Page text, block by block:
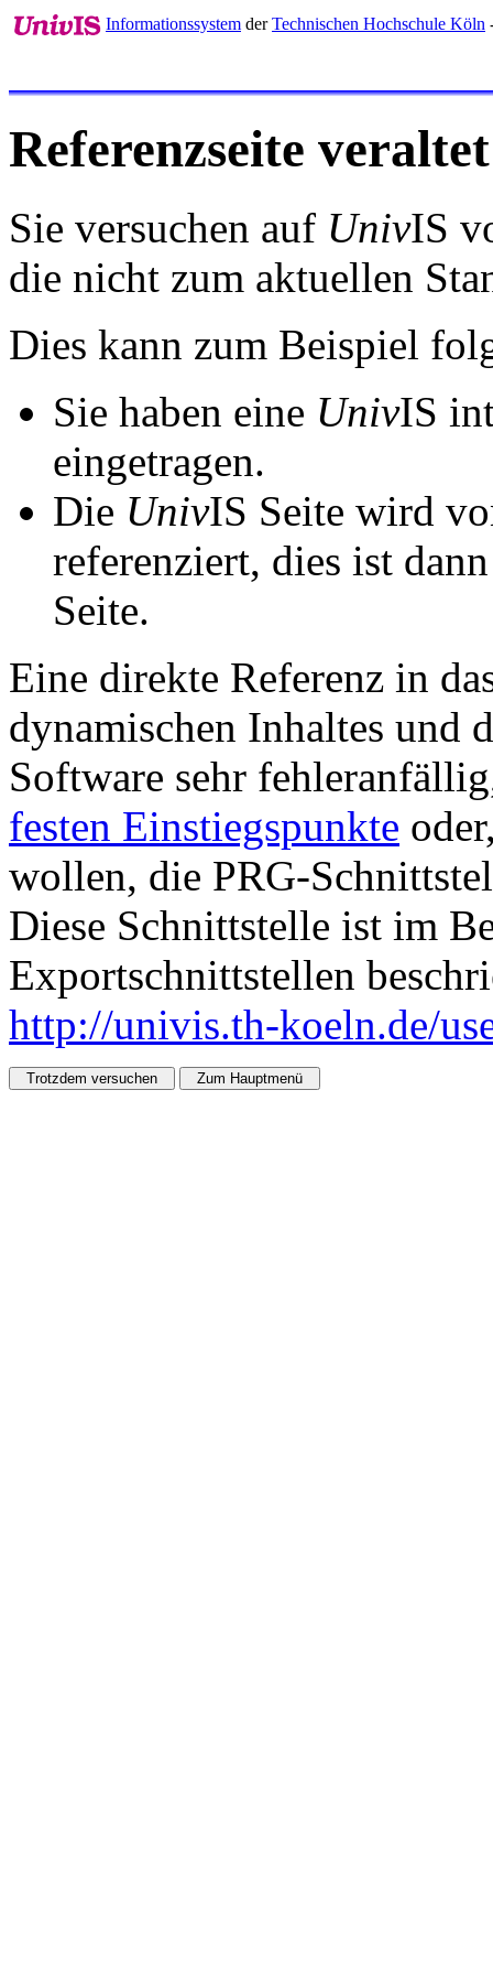
Informationssystem derTechnischen Hochschule Köln
Referenzseite veraltet
Sie versuchen auf UnivIS
die nicht zum aktuellen
Dies kann zum Beispiel
Sie haben eine UnivIS
eingetragen.
Die UnivIS Seite wird
referenziert, dies ist
Seite.
Eine direkte Referenz in
dynamischen Inhaltes und
Software sehr
festen Einstiegspunkte
wollen, die PRG-
Diese Schnittstelle ist im
Exportschnittstellen
http://univis.th-koeln.de/